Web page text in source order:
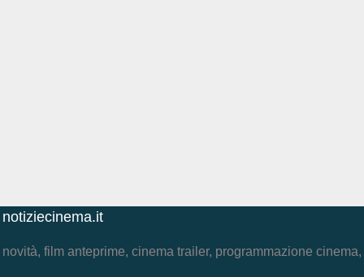
notiziecinema.it
novità, film anteprime, cinema trailer, programmazione